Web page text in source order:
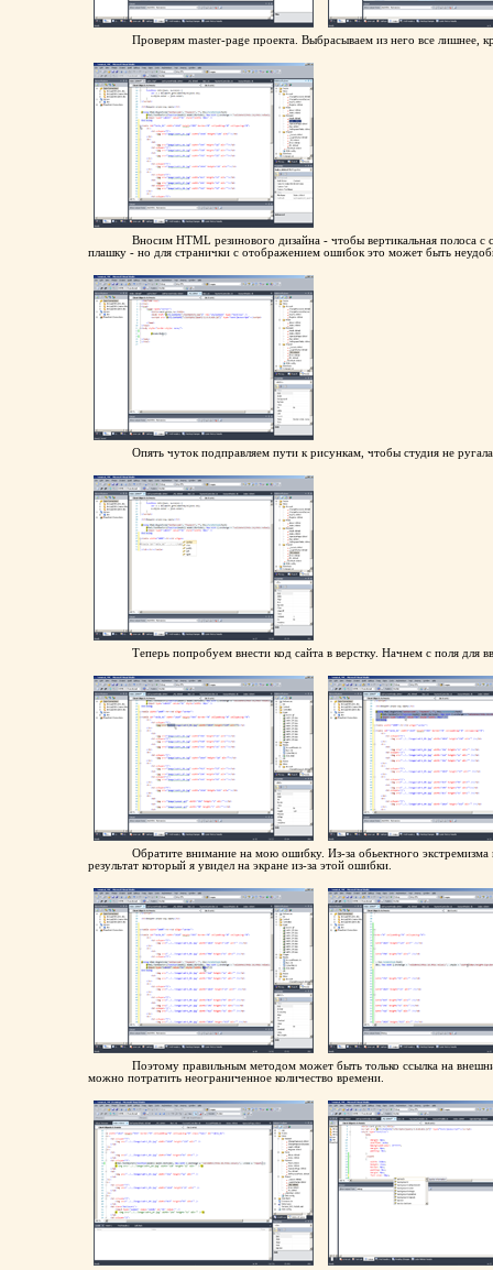
Проверям master-page проекта. Выбрасываем из него все лишнее,
Вносим HTML резинового дизайна - чтобы вертикальная полоса
плашку - но для странички с отображением ошибок это может быть
Опять чуток подправляем пути к рисункам, чтобы студия не
Теперь попробуем внести код сайта в верстку. Начнем с поля для
Обратите внимание на мою ошибку. Из-за обьектного
результат который я увидел на экране из-за этой ошибки.
Поэтому правильным методом может быть только ссылка на
можно потратить неограниченное количество времени.